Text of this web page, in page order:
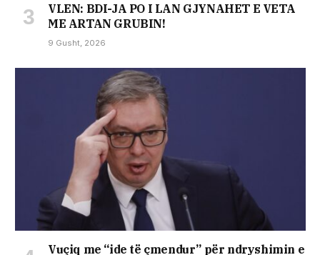
VLEN: BDI-JA PO I LAN GJYNAHET E VETA
ME ARTAN GRUBIN!
9 Gusht, 2026
Vuçiq me “ide të çmendur” për ndryshimin e